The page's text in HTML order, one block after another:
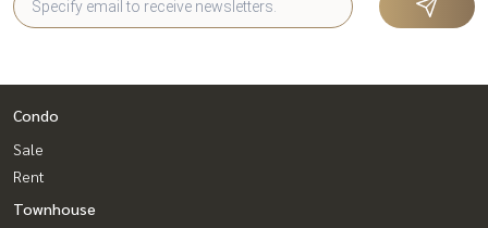
Condo
Sale
Rent
Townhouse